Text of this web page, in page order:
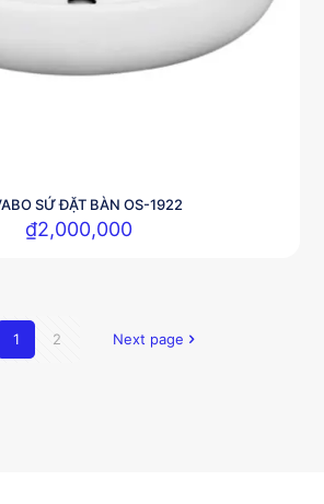
SỨ ĐẶT BÀN OS-1922
₫2,000,000
1 2 Next page